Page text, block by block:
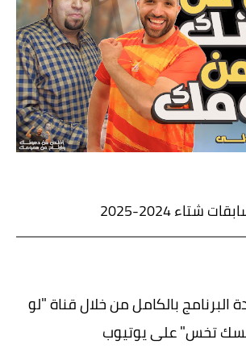
شتاء 2024-2025
بالكامل من خلال قناة "لو
تخس" على يوتيوب